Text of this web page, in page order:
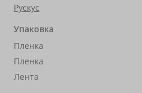
Рускус
Упаковка
Пленка
Пленка
Лента